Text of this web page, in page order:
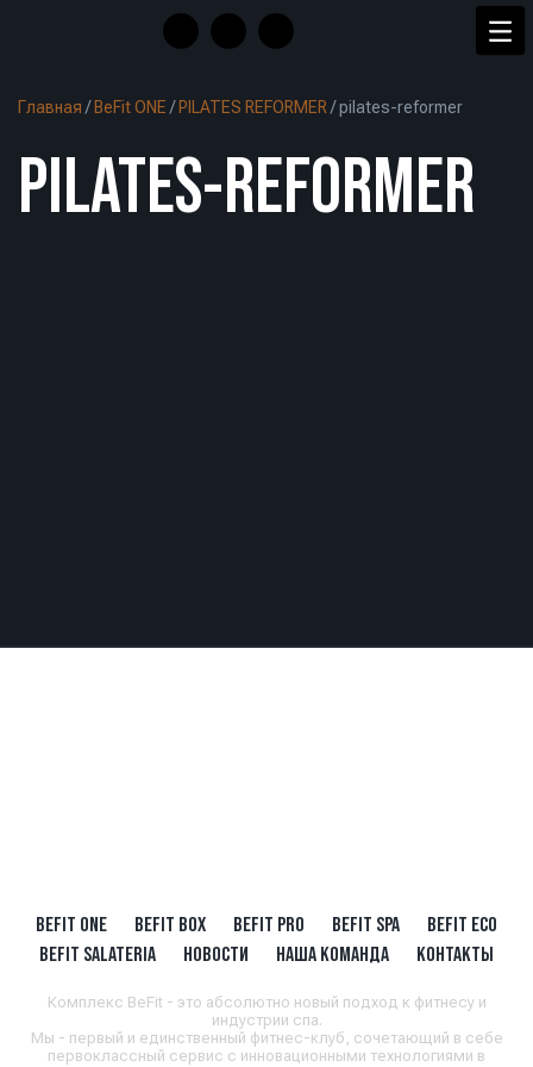
Главная / BeFit ONE / PILATES REFORMER /pilates-reformer
PILATES-REFORMER
BEFIT ONE BEFIT BOX BEFIT PRO BEFIT SPA
BEFIT ECO
BEFIT SALATERIA
НОВОСТИ НАША КОМАНДА КОНТАКТЫ
Комплекс BeFit - это абсолютно новый подход к фитнесу и
индустрии спа.
Мы - первый и единственный фитнес-клуб, сочетающий в себе
первоклассный сервис с инновационными технологиями в